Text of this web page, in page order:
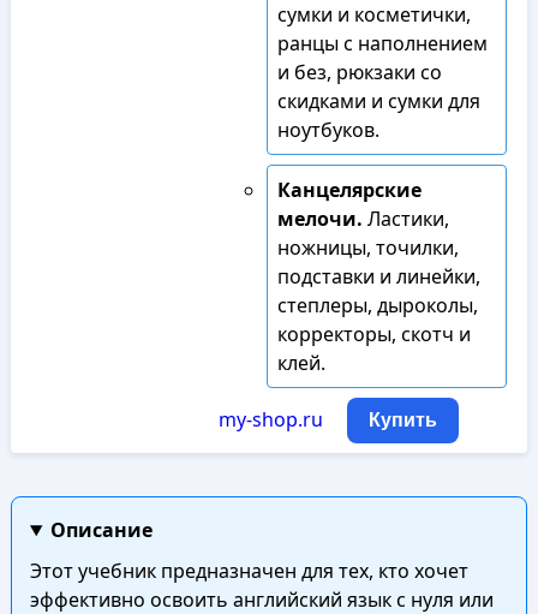
сумки и косметички,
ранцы с наполнением
и без, рюкзаки со
скидками и сумки для
ноутбуков.
Канцелярские
мелочи. Ластики,
ножницы, точилки,
подставки и линейки,
степлеры, дыроколы,
корректоры, скотч и
клей.
my-shop.ru Купить
Описание
Этот учебник предназначен для тех, кто хочет
эффективно освоить английский язык с нуля или